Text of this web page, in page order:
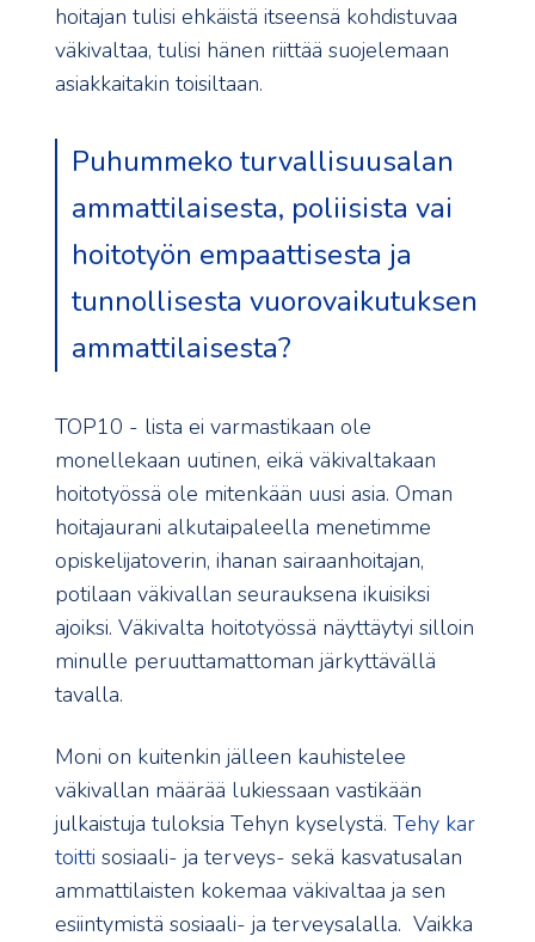
hoitajan tulisi ehkäistä itseensä kohdistuvaa
väkivaltaa, tulisi hänen riittää suojelemaan
asiakkaitakin toisiltaan.
Puhummeko turvallisuusalan
ammattilaisesta, poliisista vai
hoitotyön empaattisesta ja
tunnollisesta vuorovaikutuksen
ammattilaisesta?
TOP10 - lista ei varmastikaan ole
monellekaan uutinen, eikä väkivaltakaan
hoitotyössä ole mitenkään uusi asia. Oman
hoitajaurani alkutaipaleella menetimme
opiskelijatoverin, ihanan sairaanhoitajan,
potilaan väkivallan seurauksena ikuisiksi
ajoiksi. Väkivalta hoitotyössä näyttäytyi silloin
minulle peruuttamattoman järkyttävällä
tavalla.
Moni on kuitenkin jälleen kauhistelee
väkivallan määrää lukiessaan vastikään
julkaistuja tuloksia Tehyn kyselystä. Tehy kar
toitti sosiaali- ja terveys- sekä kasvatusalan
ammattilaisten kokemaa väkivaltaa ja sen
esiintymistä sosiaali- ja terveysalalla. Vaikka